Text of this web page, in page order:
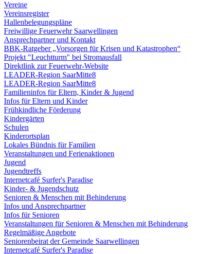
Vereine
Vereinsregister
Hallenbelegungspläne
Freiwillige Feuerwehr Saarwellingen
Ansprechpartner und Kontakt
BBK-Ratgeber „Vorsorgen für Krisen und Katastrophen“
Projekt "Leuchtturm" bei Stromausfall
Direktlink zur Feuerwehr-Website
LEADER-Region SaarMitte8
LEADER-Region SaarMitte8
Familieninfos für Eltern, Kinder & Jugend
Infos für Eltern und Kinder
Frühkindliche Förderung
Kindergärten
Schulen
Kinderortsplan
Lokales Bündnis für Familien
Veranstaltungen und Ferienaktionen
Jugend
Jugendtreffs
Internetcafé Surfer's Paradise
Kinder- & Jugendschutz
Senioren & Menschen mit Behinderung
Infos und Ansprechpartner
Infos für Senioren
Veranstaltungen für Senioren & Menschen mit Behinderung
Regelmäßige Angebote
Seniorenbeirat der Gemeinde Saarwellingen
Internetcafé Surfer's Paradise